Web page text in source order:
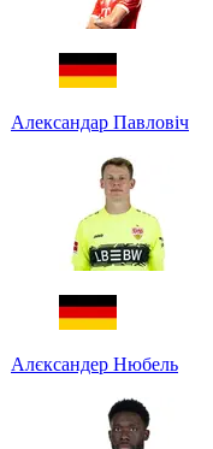
Александар Павловіч
Алєксандер Нюбель